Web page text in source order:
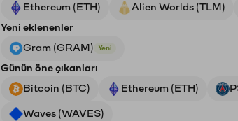
Ethereum (ETH) Alien Worlds (TLM)
Yeni eklenenler
Gram (GRAM)
Yeni
Günün öne çıkanları
Bitcoin (BTC)
Ethereum (ETH)
Waves (WAVES)